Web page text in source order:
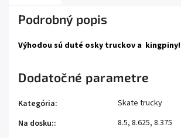
Podrobný popis
Výhodou sú duté osky truckov a kingpiny!
Dodatočné parametre
Kategória:
Skate trucky
Na dosku::
8.5, 8.625, 8.375